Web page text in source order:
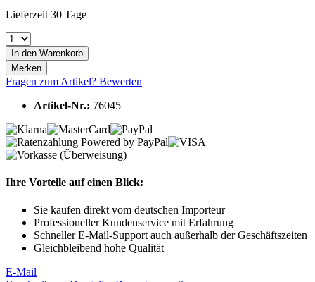
Lieferzeit 30 Tage
In den Warenkorb
Merken
Fragen zum Artikel? Bewerten
Artikel-Nr.: 76045
Ihre Vorteile auf einen Blick:
Sie kaufen direkt vom deutschen Importeur
Professioneller Kundenservice mit Erfahrung
Schneller E-Mail-Support auch außerhalb der Geschäftszeiten
Gleichbleibend hohe Qualität
E-Mail